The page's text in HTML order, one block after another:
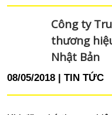
Công ty
thương
Nhật Bản
08/05/2018 TIN TỨC